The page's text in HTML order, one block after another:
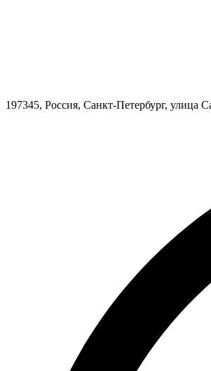
197345, Россия, Санкт-Петербург,